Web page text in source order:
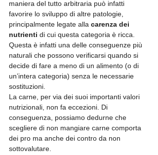
maniera del tutto arbitraria può infatti
favorire lo sviluppo di altre patologie,
principalmente legate alla carenza dei
nutrienti di cui questa categoria è ricca.
Questa è infatti una delle conseguenze più
naturali che possono verificarsi quando si
decide di fare a meno di un alimento (o di
un’intera categoria) senza le necessarie
sostituzioni.
La carne, per via dei suoi importanti valori
nutrizionali, non fa eccezioni. Di
conseguenza, possiamo dedurne che
scegliere di non mangiare carne comporta
dei pro ma anche dei contro da non
sottovalutare.